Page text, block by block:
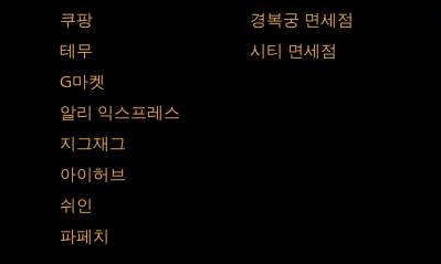
쿠팡
테무
G마켓
알리 익스프레스
지그재그
아이허브
쉬인
파페치
경복궁 면세점
시티 면세점